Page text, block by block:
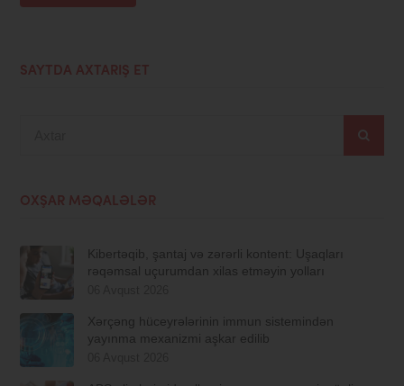
SAYTDA AXTARIŞ ET
OXŞAR MƏQALƏLƏR
Kibertəqib, şantaj və zərərli kontent: Uşaqları
rəqəmsal uçurumdan xilas etməyin yolları
Xərçəng hüceyrələrinin immun sistemindən
yayınma mexanizmi aşkar edilib